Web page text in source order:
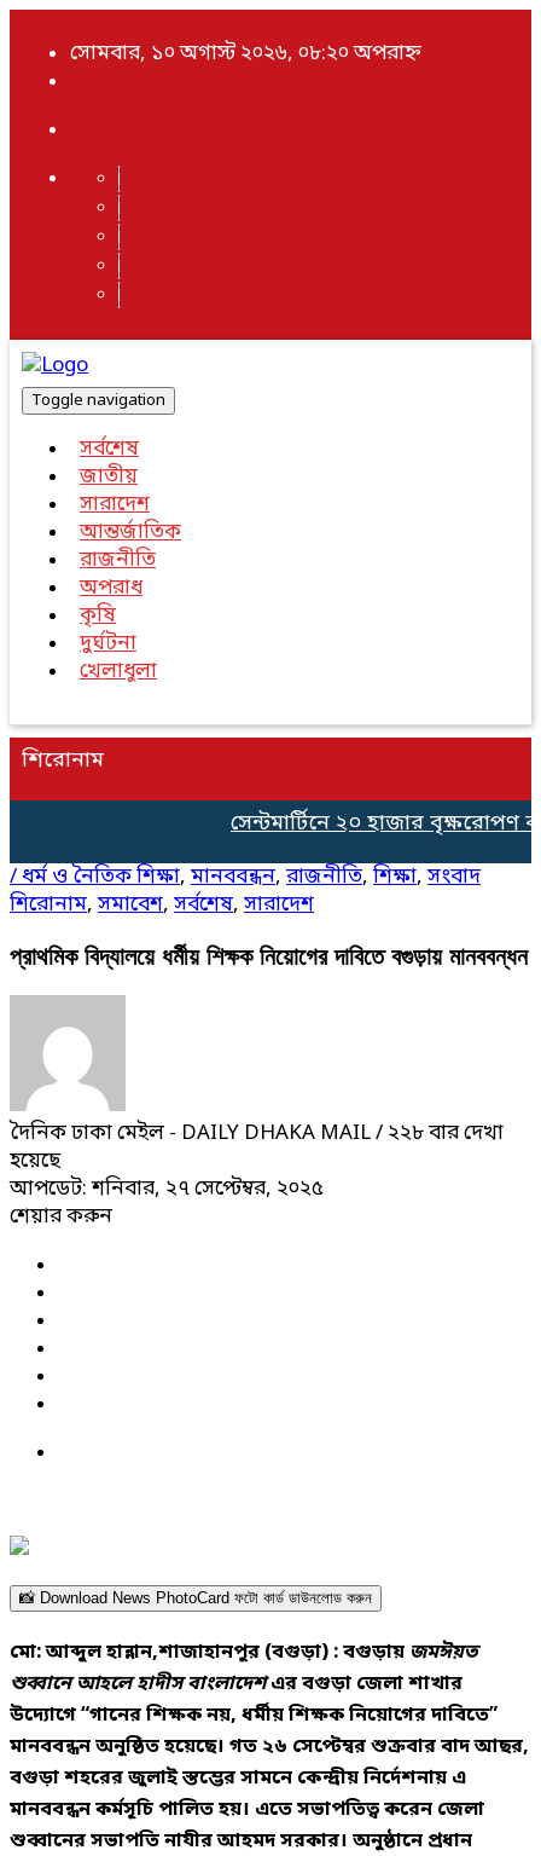
সোমবার, ১০ অগাস্ট ২০২৬, ০৮:২০ অপরাহ্ন
Toggle navigation
সর্বশেষ
জাতীয়
সারাদেশ
আন্তর্জাতিক
রাজনীতি
অপরাধ
কৃষি
দুর্ঘটনা
খেলাধুলা
শিরোনাম
সেন্টমার্টিনে ২০ হাজার বৃক্ষরোপণ
/ধর্ম ও নৈতিক শিক্ষা, মানববন্ধন, রাজনীতি, শিক্ষা, সংবাদ
শিরোনাম, সমাবেশ, সর্বশেষ, সারাদেশ
প্রাথমিক বিদ্যালয়ে ধর্মীয় শিক্ষক নিয়োগের দাবিতে বগুড়ায় মানববন্ধন
দৈনিক ঢাকা মেইল - DAILY DHAKA MAIL/ ২২৮ বার দেখা
হয়েছে
আপডেট: শনিবার, ২৭ সেপ্টেম্বর, ২০২৫
শেয়ার করুন
📸 Download News PhotoCard ফটো কার্ড ডাউনলোড করুন
মো: আব্দুল হান্নান,শাজাহানপুর (বগুড়া) :বগুড়ায় জমঈয়ত
শুব্বানে আহলে হাদীস বাংলাদেশএর বগুড়া জেলা শাখার
উদ্যোগে “গানের শিক্ষক নয়, ধর্মীয় শিক্ষক নিয়োগের দাবিতে”
মানববন্ধন অনুষ্ঠিত হয়েছে। গত ২৬ সেপ্টেম্বর শুক্রবার বাদ আছর,
বগুড়া শহরেরজুলাই স্তম্ভের সামনে কেন্দ্রীয় নির্দেশনায় এ
মানববন্ধন কর্মসূচি পালিত হয়। এতে সভাপতিত্ব করেন জেলা
শুব্বানের সভাপতিনাযীর আহমদ সরকার। অনুষ্ঠানে প্রধান